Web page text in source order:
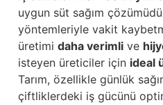
uygun süt sağım
yöntemleriyle vakit
üretimi daha verimli ve
isteyen üreticiler için ideal
Tarım, özellikle günlük
çiftliklerdeki iş gücünü